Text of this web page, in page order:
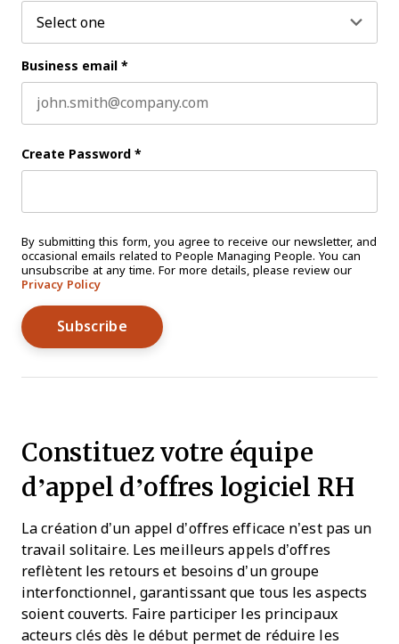
Business email *
Create Password *
By submitting this form, you agree to receive our newsletter, and
occasional emails related to People Managing People. You can
unsubscribe at any time. For more details, please review our
Privacy Policy
Constituez votre équipe
d’appel d’offres logiciel RH
La création d’un appel d’offres efficace n’est pas un
travail solitaire. Les meilleurs appels d’offres
reflètent les retours et besoins d’un groupe
interfonctionnel, garantissant que tous les aspects
soient couverts. Faire participer les principaux
acteurs clés dès le début permet de réduire les